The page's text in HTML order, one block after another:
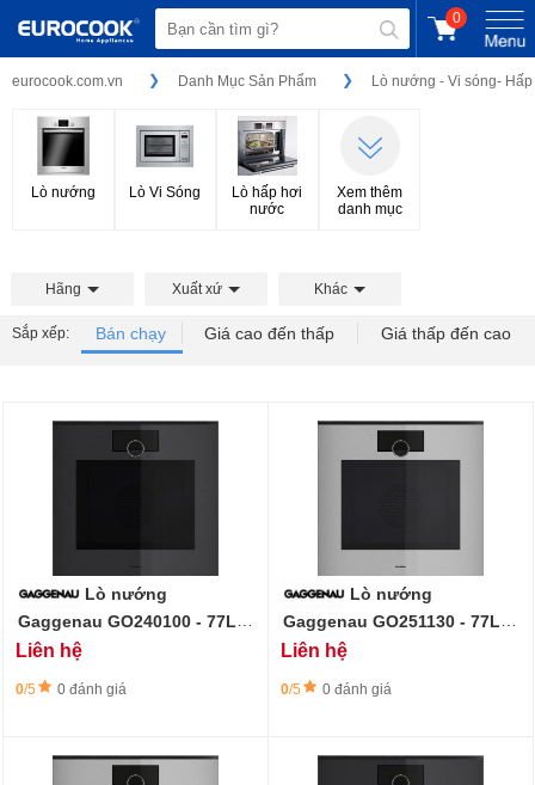
0
eurocook.com.vn Danh Mục Sản Phẩm Lò nướng - Vi sóng- Hấp
Lò nướng Lò Vi Sóng
Lò hấp hơi
nước
Xem thêm
danh mục
Hãng Xuất xứ Khác
Sắp xếp: Bán chạy Giá cao đến thấp Giá thấp đến cao
Lò nướng
Gaggenau GO240100 - 77L -
Minimalistic Series - Onyx
Liên hệ
0/5 0 đánh giá
Lò nướng
Gaggenau GO251130 - 77L -
Minimalistic Series - Sterling
Liên hệ
0/5 0 đánh giá